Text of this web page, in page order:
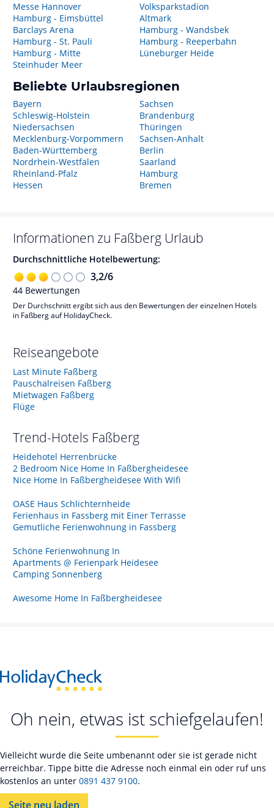
Messe Hannover
Hamburg - Eimsbüttel
Barclays Arena
Hamburg - St. Pauli
Hamburg - Mitte
Steinhuder Meer
Volksparkstadion
Altmark
Hamburg - Wandsbek
Hamburg - Reeperbahn
Lüneburger Heide
Beliebte Urlaubsregionen
Bayern
Schleswig-Holstein
Niedersachsen
Mecklenburg-Vorpommern
Baden-Württemberg
Nordrhein-Westfalen
Rheinland-Pfalz
Hessen
Sachsen
Brandenburg
Thüringen
Sachsen-Anhalt
Berlin
Saarland
Hamburg
Bremen
Informationen zu Faßberg Urlaub
Durchschnittliche Hotelbewertung:
3,2/6
44 Bewertungen
Der Durchschnitt ergibt sich aus den Bewertungen der einzelnen Hotels
in Faßberg auf HolidayCheck.
Reiseangebote
Last Minute Faßberg
Pauschalreisen Faßberg
Mietwagen Faßberg
Flüge
Trend-Hotels Faßberg
Heidehotel Herrenbrücke
2 Bedroom Nice Home In Faßbergheidesee
Nice Home In Faßbergheidesee With Wifi
OASE Haus Schlichternheide
Ferienhaus in Fassberg mit Einer Terrasse
Gemutliche Ferienwohnung in Fassberg
Schöne Ferienwohnung In
Apartments @ Ferienpark Heidesee
Camping Sonnenberg
Awesome Home In Faßbergheidesee
Oh nein, etwas ist schiefgelaufen!
Vielleicht wurde die Seite umbenannt oder sie ist gerade nicht
erreichbar. Tippe bitte die Adresse noch einmal ein oder ruf uns
kostenlos an unter 0891 437 9100.
Seite neu laden